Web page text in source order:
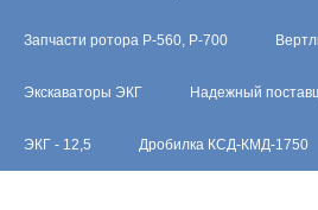
Запчасти ротора Р-560, Р-700
Экскаваторы ЭКГ Надежный
ЭКГ - 12,5 Дробилка КСД-КМД-1750